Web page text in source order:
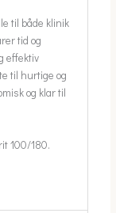
til både klinik
tid og
effektiv
til hurtige og
og klar til
100/180.